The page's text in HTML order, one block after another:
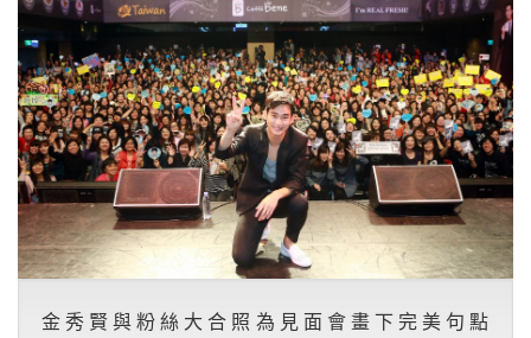
金秀賢與粉絲大合照為見面會畫下完美句點